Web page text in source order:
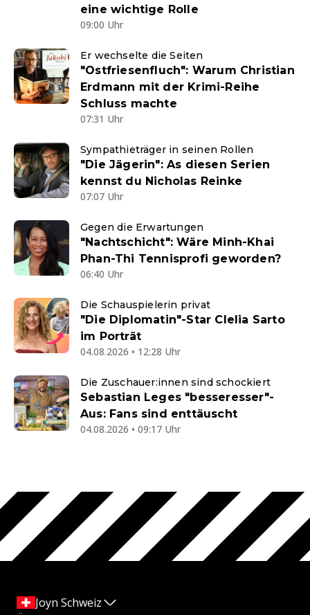
eine wichtige Rolle
09:00 Uhr
Er wechselte die Seiten
"Ostfriesenfluch": Warum Christian
Erdmann mit der Krimi-Reihe
Schluss machte
07:31 Uhr
Sympathieträger in seinen Rollen
"Die Jägerin": As diesen Serien
kennst du Nicholas Reinke
07:07 Uhr
Gegen die Erwartungen
"Nachtschicht": Wäre Minh-Khai
Phan-Thi Tennisprofi geworden?
06:40 Uhr
Die Schauspielerin privat
"Die Diplomatin"-Star Clelia Sarto
im Porträt
04.08.2026 • 12:28 Uhr
Die Zuschauer:innen sind schockiert
Sebastian Leges "besseresser"-
Aus: Fans sind enttäuscht
04.08.2026 • 09:17 Uhr
Joyn Schweiz